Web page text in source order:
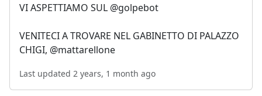
VI ASPETTIAMO SUL @golpebot
VENITECI A TROVARE NEL GABINETTO DI PALAZZO
CHIGI, @mattarellone
Last updated 2 years, 1 month ago